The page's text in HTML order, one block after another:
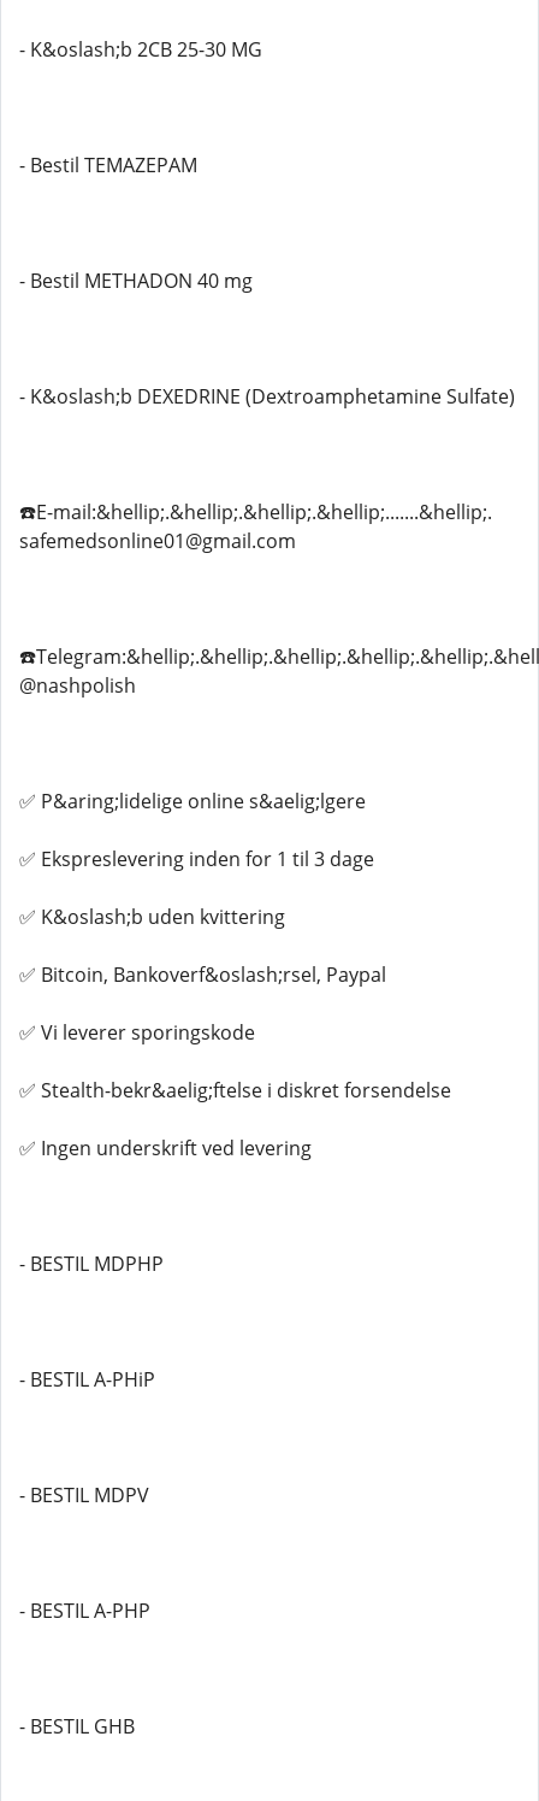
- K&oslash;b 2CB 25-30 MG
- Bestil TEMAZEPAM
- Bestil METHADON 40 mg
- K&oslash;b DEXEDRINE (Dextroamphetamine Sulfate)
☎️E-mail:&hellip;.&hellip;.&hellip;.&hellip;.......&hellip;.
safemedsonline01@gmail.com
@nashpolish
✅ P&aring;lidelige online s&aelig;lgere
✅ Ekspreslevering inden for 1 til 3 dage
✅ K&oslash;b uden kvittering
✅ Bitcoin, Bankoverf&oslash;rsel, Paypal
✅ Vi leverer sporingskode
✅ Stealth-bekr&aelig;ftelse i diskret forsendelse
✅ Ingen underskrift ved levering
- BESTIL MDPHP
- BESTIL A-PHiP
- BESTIL MDPV
- BESTIL A-PHP
- BESTIL GHB